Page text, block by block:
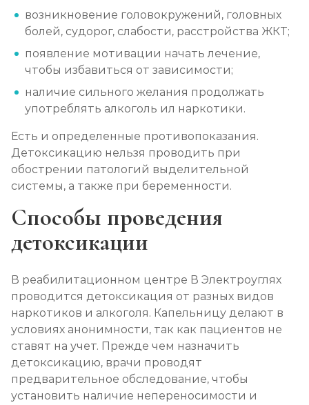
Записаться
от 4 650 ₽ Записаться
Лечение зависимости от феназепама
от 4 300 ₽ Записаться
Лечение подростковой наркомании
от 4 300 ₽ Записаться
Кодирование от наркомании
Кодирование Селинкро
от 5 700 ₽ Записаться
Реабилитация наркозависимых (месяц)
от 21 350 ₽ Записаться
возникновение головокружений, головных
болей, судорог, слабости, расстройства ЖКТ;
появление мотивации начать лечение,
чтобы избавиться от зависимости;
наличие сильного желания продолжать
употреблять алкоголь ил наркотики.
Есть и определенные противопоказания.
Детоксикацию нельзя проводить при
обострении патологий выделительной
системы, а также при беременности.
Способы проведения
детоксикации
В реабилитационном центре В Электроуглях
проводится детоксикация от разных видов
наркотиков и алкоголя. Капельницу делают в
условиях анонимности, так как пациентов не
ставят на учет. Прежде чем назначить
детоксикацию, врачи проводят
предварительное обследование, чтобы
установить наличие непереносимости и